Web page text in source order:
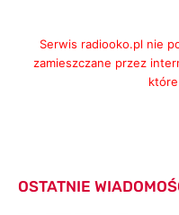
Serwis radiooko.pl nie
zamieszczane przez
które
OSTATNIE